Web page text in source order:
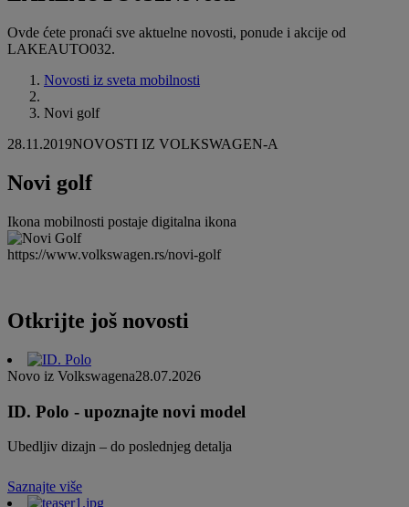
Ovde ćete pronaći sve aktuelne novosti, ponude i akcije od
LAKEAUTO032.
Novosti iz sveta mobilnosti
Novi golf
28.11.2019NOVOSTI IZ VOLKSWAGEN-A
Novi golf
Ikona mobilnosti postaje digitalna ikona
https://www.volkswagen.rs/novi-golf
Otkrijte još novosti
Novo iz Volkswagena28.07.2026
ID. Polo - upoznajte novi model
Ubedljiv dizajn – do poslednjeg detalja
Saznajte više